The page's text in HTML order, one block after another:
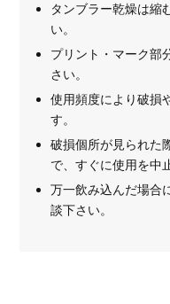
タンブラー乾燥は縮
い。
プリント・マーク部
さい。
使用頻度により破損
す。
破損個所が見られた
で、すぐに使用を中
万一飲み込んだ場合
談下さい。